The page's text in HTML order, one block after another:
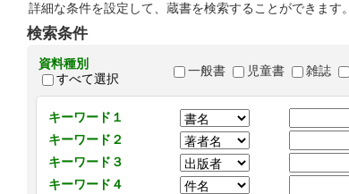
詳細な条件を設定して、蔵書を検索することができます。
検索条件
資料種別
すべて選択
一般書 児童書 雑誌
キーワード１
キーワード２
キーワード３
キーワード４